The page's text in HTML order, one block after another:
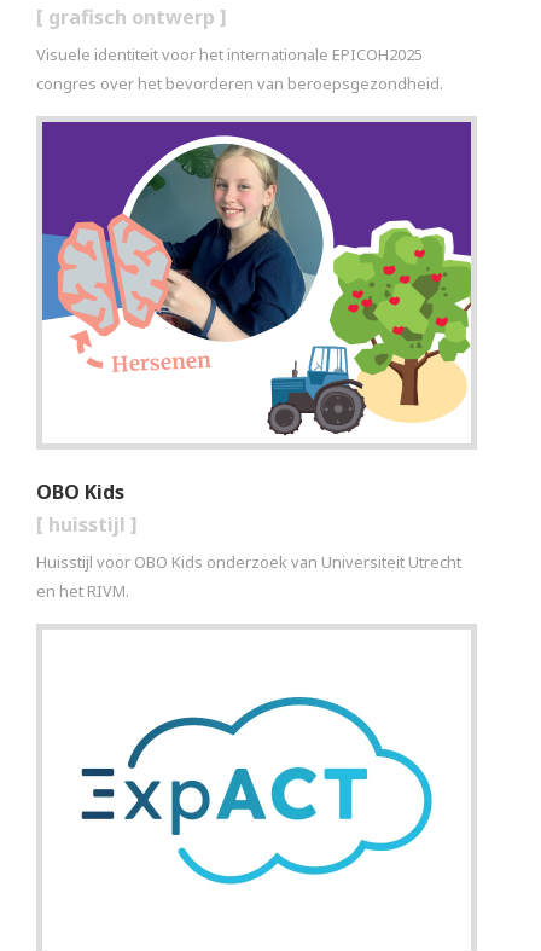
[ grafisch ontwerp ]
Visuele identiteit voor het internationale EPICOH2025
congres over het bevorderen van beroepsgezondheid.
OBO Kids
[ huisstijl ]
Huisstijl voor OBO Kids onderzoek van Universiteit Utrecht
en het RIVM.